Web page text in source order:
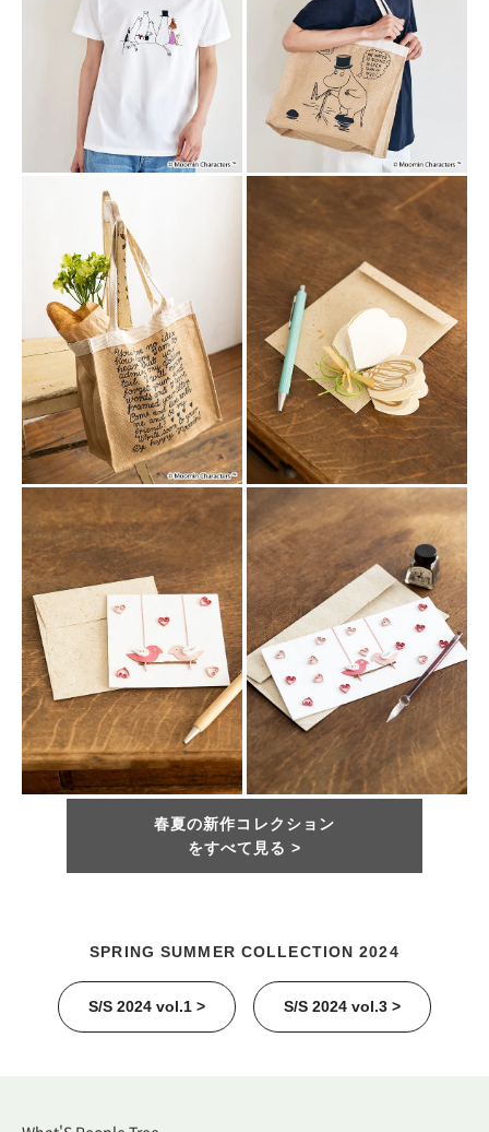
春夏の新作コレクション
をすべて見る >
SPRING SUMMER COLLECTION 2024
S/S 2024 vol.1 > S/S 2024 vol.3 >